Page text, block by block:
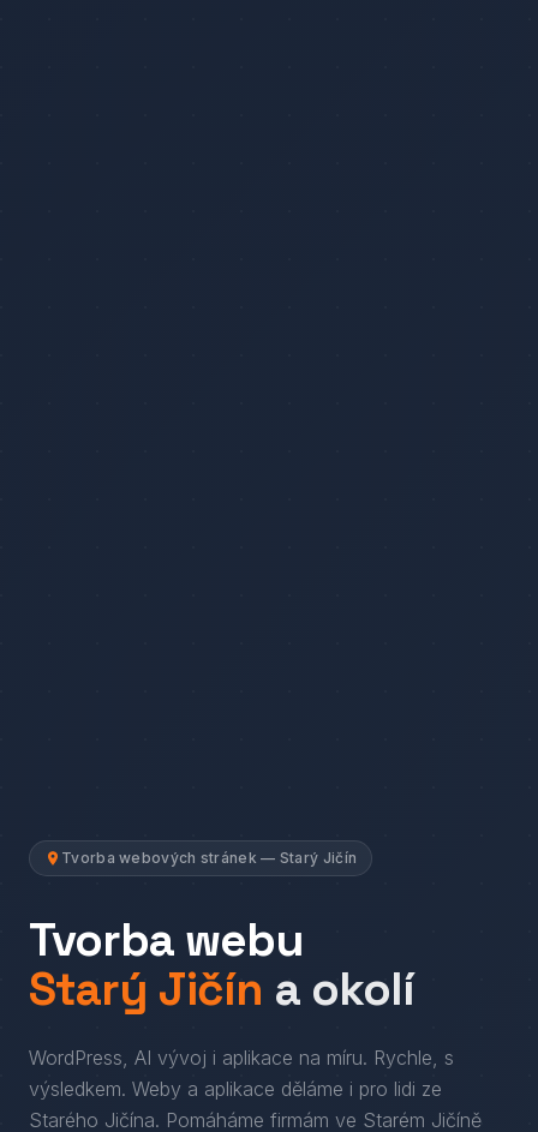
Tvorba webových stránek — Starý Jičín
Tvorba webu
Starý Jičín a okolí
WordPress, AI vývoj i aplikace na míru. Rychle, s
výsledkem. Weby a aplikace děláme i pro lidi ze
Starého Jičína. Pomáháme firmám ve Starém Jičíně